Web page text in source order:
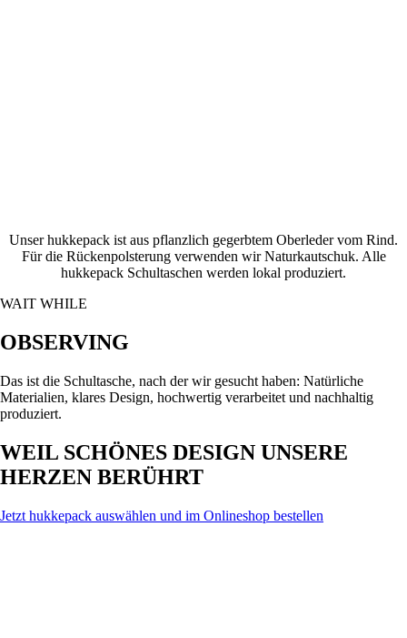
Unser hukkepack ist aus pflanzlich gegerbtem Oberleder vom Rind.
Für die Rückenpolsterung verwenden wir Naturkautschuk. Alle
hukkepack Schultaschen werden lokal produziert.
WAIT WHILE
OBSERVING
Das ist die Schultasche, nach der wir gesucht haben: Natürliche
Materialien, klares Design, hochwertig verarbeitet und nachhaltig
produziert.
WEIL SCHÖNES DESIGN UNSERE
HERZEN BERÜHRT
Jetzt hukkepack auswählen und im Onlineshop bestellen